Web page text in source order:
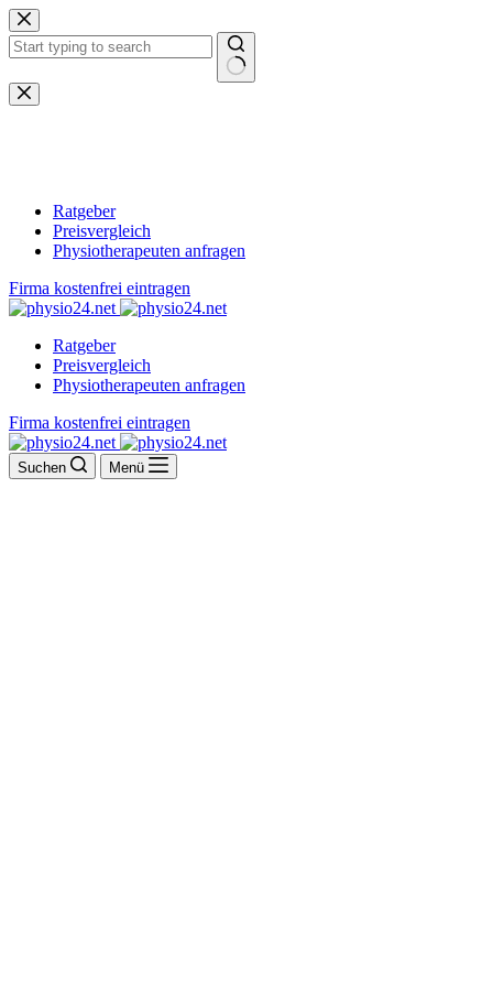
Zum
Inhalt
springen
Keine
Ergebnisse
Ratgeber
Preisvergleich
Physiotherapeuten anfragen
Firma kostenfrei eintragen
Ratgeber
Preisvergleich
Physiotherapeuten anfragen
Firma kostenfrei eintragen
Suchen Menü